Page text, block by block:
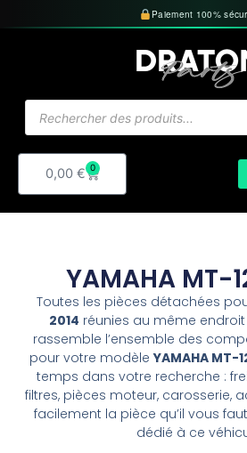
au
Paiement 100%
de
0,00 € 0
Panier
YAMAHA MT-
Toutes les pièces détachées
2014 réunies au même
rassemble l’ensemble des
pour votre modèleYAMAHA MT-
temps dans votre recherche :
filtres, pièces moteur, carosserie,
facilement la pièce qu’il vous
dédié à ce